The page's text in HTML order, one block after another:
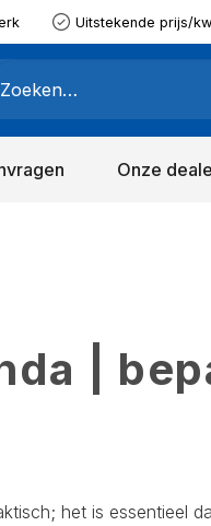
Uitstekende prijs/
Onze
|
het is essentieel